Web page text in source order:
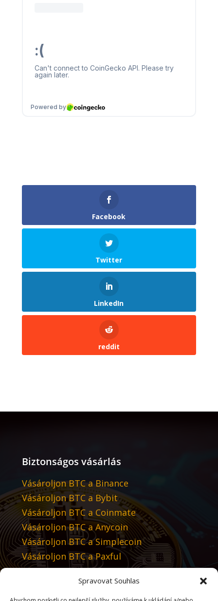
Spravovat Souhlas
Facebook
Twitter
LinkedIn
reddit
Biztonságos vásárlás
Vásároljon BTC a Binance
Vásároljon BTC a Bybit
Vásároljon BTC a Coinmate
Vásároljon BTC a Anycoin
Vásároljon BTC a Simplecoin
Vásároljon BTC a Paxful